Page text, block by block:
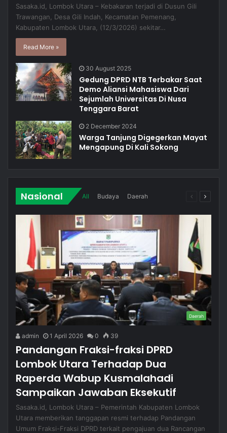
Sasaka.id, Lombok Utara – Kebakaran terjadi di Dusun Gili
Trawangan, Desa Gili Indah, Kecamatan Pemenang,
Kabupaten Lombok Utara, (12/3/2026) sekitar…
Read More »
30 August 2025
Gedung DPRD NTB Terbakar Saat
Demo Aliansi Mahasiswa Dari
Sejumlah Universitas Di Nusa
Tenggara Barat
2 December 2024
Warga Tanjung Digegerkan Mayat
Mengapung Di Kali Sokong
Nasional All Budaya
Daerah
Previous
Daerah
admin 1 April 2026 0 39
Pandangan Fraksi-fraksi DPRD
Lombok Utara Terhadap Dua
Raperda Wabup Kusmalahadi
Sampaikan Jawaban Eksekutif
Sasaka.id, Lombok Utara – Pemerintah Kabupaten Lombok
Utara memberikan tanggapan resmi terhadap Pandangan
Umum Fraksi-Fraksi DPRD terkait pengajuan dua Rancangan